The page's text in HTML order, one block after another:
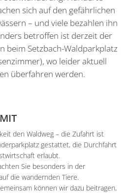
2025
2026
Online Portal
Bauhofmitarbeiter für
Errichtung von
Managementplan Natura
Integration
Friedhof
Friedhof
Friedhof
Wärmeplanung
Wohnmobilstellplatz
Wein, Bier und Edelbrände
sich auf den gefährlichen
– und viele bezahlen ihn
betroffen ist derzeit der
beim Setzbach-Waldparkplatz
wo leider aktuell
überfahren werden.
den Waldweg – die Zufahrt ist
gestattet, die Durchfahrt
erlaubt.
Sie besonders in der
die wandernden Tiere.
können wir dazu beitragen,